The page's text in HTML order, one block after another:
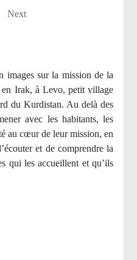
Next
images sur la mission de la
en Irak, à Levo, petit village
du Kurdistan. Au delà des
avec les habitants, les
au cœur de leur mission, en
et de comprendre la
qui les accueillent et qu’ils